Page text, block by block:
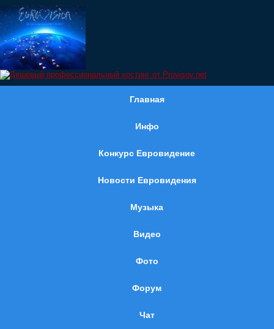
Главная
Инфо
Конкурс Евровидение
Новости Евровидения
Музыка
Видео
Фото
Форум
Чат